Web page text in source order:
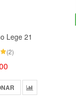
Lege 21
(2)